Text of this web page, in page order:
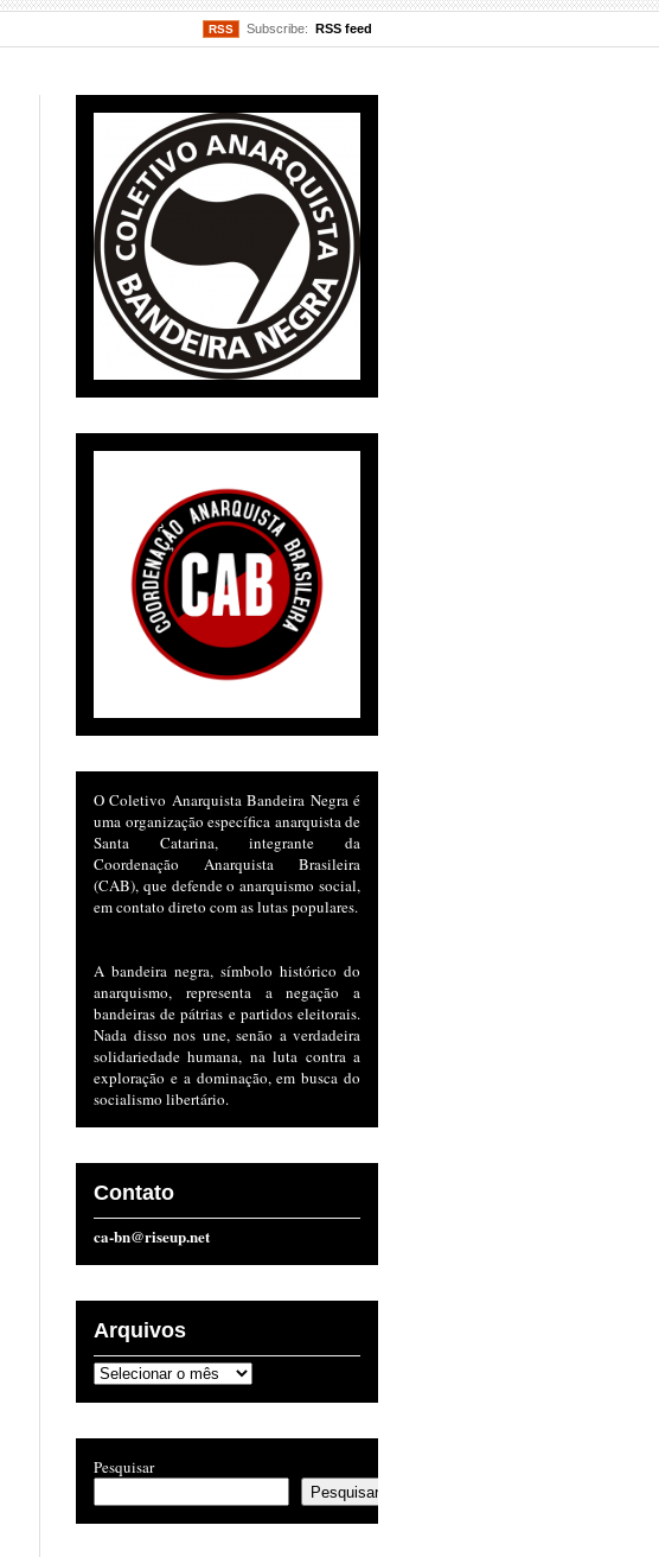
RSS Subscribe: RSS feed
O Coletivo Anarquista Bandeira Negra é
uma organização específica anarquista de
Santa Catarina, integrante da
Coordenação Anarquista Brasileira
(CAB), que defende o anarquismo social,
em contato direto com as lutas populares.
A bandeira negra, símbolo histórico do
anarquismo, representa a negação a
bandeiras de pátrias e partidos eleitorais.
Nada disso nos une, senão a verdadeira
solidariedade humana, na luta contra a
exploração e a dominação, em busca do
socialismo libertário.
Contato
ca-bn@riseup.net
Arquivos
Arquivos
Pesquisar
Pesquisar